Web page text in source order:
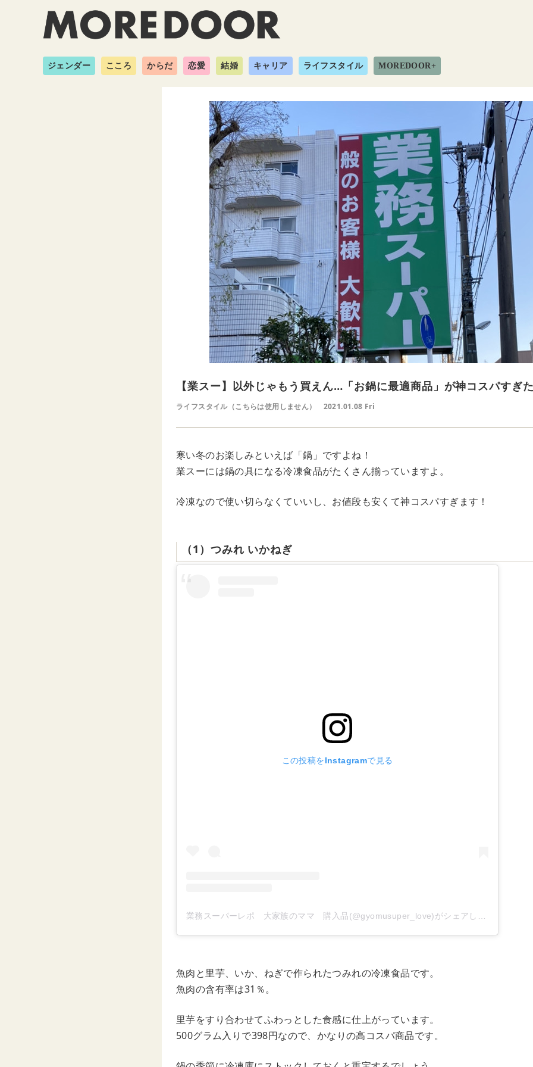
ジェンダー こころ からだ 恋愛 結婚 キャリア ライフスタイル MOREDOOR+
【業スー】以外じゃもう買えん…「お鍋に最適商品」が神コスパすぎ
ライフスタイル（こちらは使用しません） 2021.01.08 Fri
寒い冬のお楽しみといえば「鍋」ですよね！
業スーには鍋の具になる冷凍食品がたくさん揃っていますよ。
冷凍なので使い切らなくていいし、お値段も安くて神コスパすぎます！
（1）つみれ いかねぎ
この投稿をInstagramで見る
業務スーパーレポ 大家族のママ 購入品(@gyomusuper_love)がシェアした投稿
魚肉と里芋、いか、ねぎで作られたつみれの冷凍食品です。
魚肉の含有率は31％。
里芋をすり合わせてふわっとした食感に仕上がっています。
500グラム入りで398円なので、かなりの高コスパ商品です。